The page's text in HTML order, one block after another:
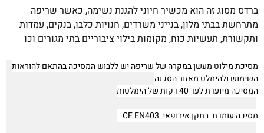
ברדס מסוג זה הוא מכשיר חיוני להגנת נשימה, כאשר שריפה
מתרחשת בבתי מלון, בנייני משרדים, חנויות כלבו, בנקים, עמדות
ותקשורת, תעשיות כוח, מקומות בילוי ציבוריים בתי מגורים וכו
מסיכת מילוט מעשן במקרה של שריפה יש ללבוש המסיכה בהתאם להוראות
השימוש ולהימלט מאזור הסכנה
המסיכה מיועדת לעד 40 דקות של הימלטות
מסיכה עומדת בתקן אירופאי CE EN403